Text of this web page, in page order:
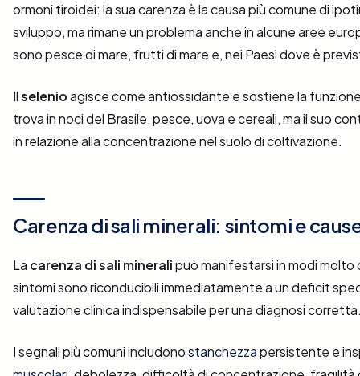
ormoni tiroidei: la sua carenza è la causa più comune di
sviluppo, ma rimane un problema anche in alcune aree
sono pesce di mare, frutti di mare e, nei Paesi dove è
Ilselenioagisce come antiossidante e sostiene la
trova in noci del Brasile, pesce, uova e cereali, ma il suo
in relazione alla concentrazione nel suolo di coltivazione.
Carenza di sali minerali: sintomi e
La carenza di sali mineralipuò manifestarsi in modi molto
sintomi sono riconducibili immediatamente a un deficit
valutazione clinica indispensabile per una diagnosi
I segnali più comuni includonostanchezzapersistente e